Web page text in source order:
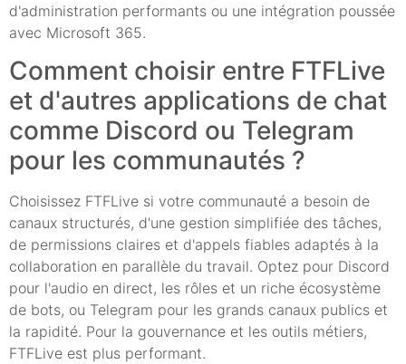
d'administration performants ou une intégration poussée
avec Microsoft 365.
Comment choisir entre FTFLive
et d'autres applications de chat
comme Discord ou Telegram
pour les communautés ?
Choisissez FTFLive si votre communauté a besoin de
canaux structurés, d'une gestion simplifiée des tâches,
de permissions claires et d'appels fiables adaptés à la
collaboration en parallèle du travail. Optez pour Discord
pour l'audio en direct, les rôles et un riche écosystème
de bots, ou Telegram pour les grands canaux publics et
la rapidité. Pour la gouvernance et les outils métiers,
FTFLive est plus performant.